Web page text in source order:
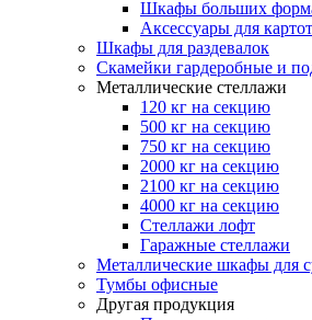
Шкафы больших
Аксессуары для
Шкафы для раздевалок
Скамейки гардеробные и
Металлические стеллажи
120 кг на секцию
500 кг на секцию
750 кг на секцию
2000 кг на секцию
2100 кг на секцию
4000 кг на секцию
Стеллажи лофт
Гаражные стеллажи
Металлические шкафы для
Тумбы офисные
Другая продукция